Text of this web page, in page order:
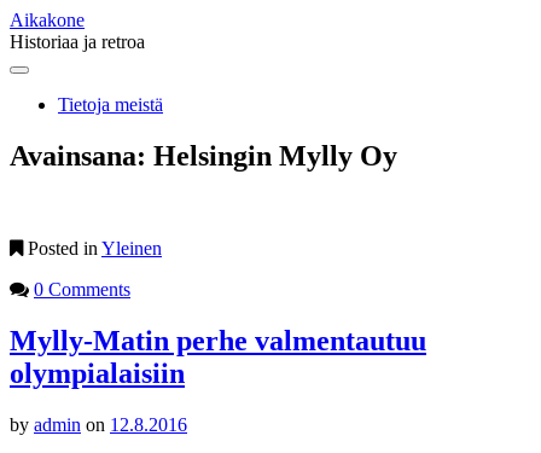
Aikakone
Historiaa ja retroa
Main
Skip
contentTietoja meistä
Avainsana: Helsingin Mylly Oy
Posted in Yleinen
0 Comments
Mylly-Matin perhe valmentautuu
olympialaisiin
by admin on 12.8.2016